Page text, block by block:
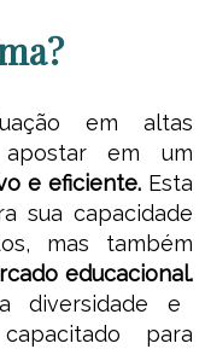
SD
em altas
apostar em um
e eficiente. Esta
sua capacidade
mas também
educacional.
diversidade e
para